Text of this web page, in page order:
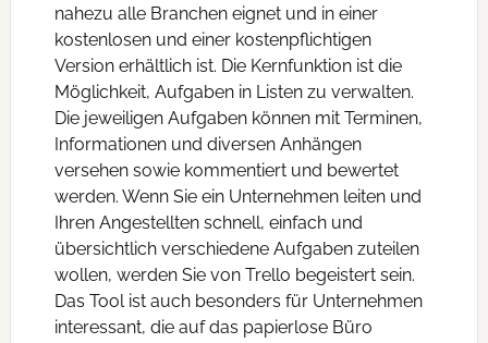
nahezu alle Branchen eignet und in einer
kostenlosen und einer kostenpflichtigen
Version erhältlich ist. Die Kernfunktion ist die
Möglichkeit, Aufgaben in Listen zu verwalten.
Die jeweiligen Aufgaben können mit Terminen,
Informationen und diversen Anhängen
versehen sowie kommentiert und bewertet
werden. Wenn Sie ein Unternehmen leiten und
Ihren Angestellten schnell, einfach und
übersichtlich verschiedene Aufgaben zuteilen
wollen, werden Sie von Trello begeistert sein.
Das Tool ist auch besonders für Unternehmen
interessant, die auf das papierlose Büro